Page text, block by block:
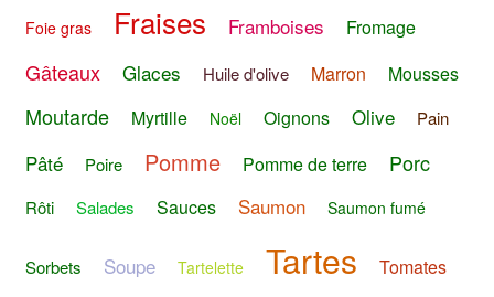
Foie gras Fraises Framboises Fromage
Gâteaux Glaces Huile d'olive Marron Mousses
Moutarde Myrtille Noël Oignons Olive Pain
Pâté Poire Pomme Pomme de terre Porc
Rôti Salades Sauces Saumon Saumon fumé
Sorbets Soupe Tartelette Tartes Tomates